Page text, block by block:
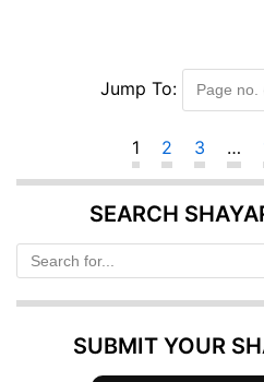
Jump To:
1 2 3 …
SEARCH
SUBMIT YOUR